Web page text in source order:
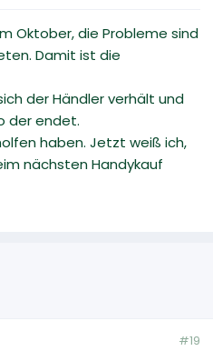
Oktober, die Probleme sind
Damit ist die
der Händler verhält und
der endet.
haben. Jetzt weiß ich,
nächsten Handykauf
#19